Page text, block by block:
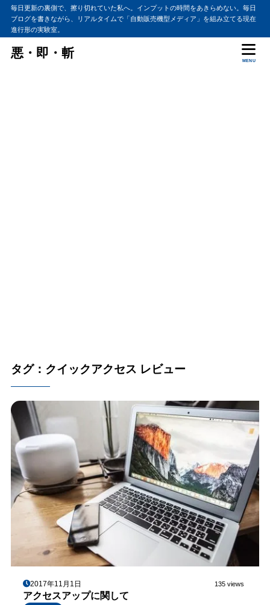
毎日更新の裏側で、擦り切れていた私へ。インプットの時間をあきらめない。毎日
ブログを書きながら、リアルタイムで「自動販売機型メディア」を組み立てる現在
進行形の実験室。
悪・即・斬
MENU
タグ：クイックアクセス レビュー
2017年11月1日 135 views
アクセスアップに関して